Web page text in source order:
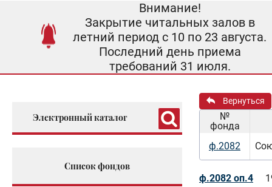
Внимание!
Закрытие читальных залов в
летний период с 10 по 23 августа.
Последний день приема
требований 31 июля.
Электронный каталог
Список фондов
Вернуться
№
фонда
ф.2082
ф.2082 оп.4